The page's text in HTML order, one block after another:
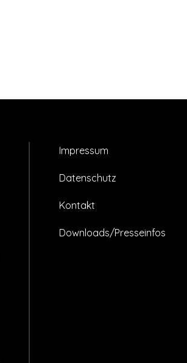
Impressum
Datenschutz
Kontakt
Downloads/Presseinfos